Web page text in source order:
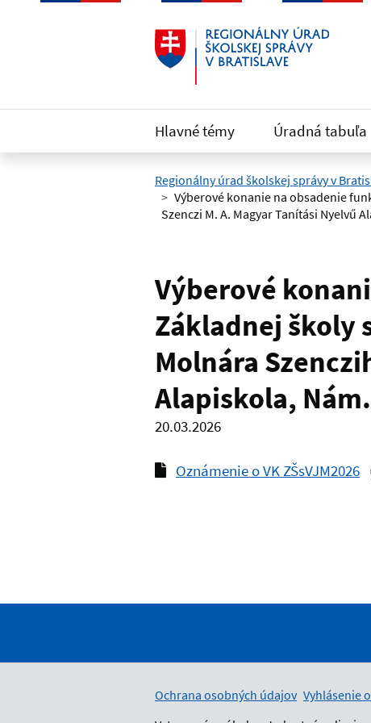
Preskočiť na hlavný obsah
Hlavné témy Úradná tabuľa
Regionálny úrad školskej správy v
Výberové konanie na obsadenie
Szenczi M. A. Magyar Tanítási Nyelvű
Výberové
Základnej školy
Molnára
Alapiskola,
20.03.2026
Oznámenie o VK ZŠsVJM2026
Ochrana osobných údajov Vyhlásenie